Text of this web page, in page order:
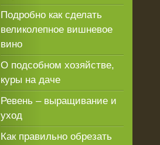
Подробно как сделать
великолепное вишневое
вино
О подсобном хозяйстве,
куры на даче
Ревень – выращивание и
уход
Как правильно обрезать